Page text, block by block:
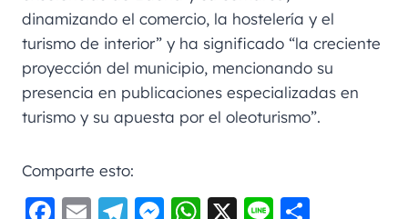
dinamizando el comercio, la hostelería y el
turismo de interior” y ha significado “la creciente
proyección del municipio, mencionando su
presencia en publicaciones especializadas en
turismo y su apuesta por el oleoturismo”.
Comparte esto:
F
E
Te M W X
Li